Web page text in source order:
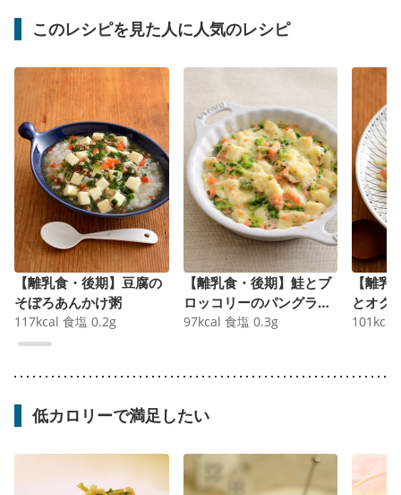
このレシピを見た人に人気のレシピ
【離乳食・後期】豆腐の
そぼろあんかけ粥
117kcal 食塩 0.2g
【離乳食・後期】鮭とブ
ロッコリーのパングラタ
ン
97kcal 食塩 0.3g
【離
とオク
ッティ
101 kcal
低カロリーで満足したい